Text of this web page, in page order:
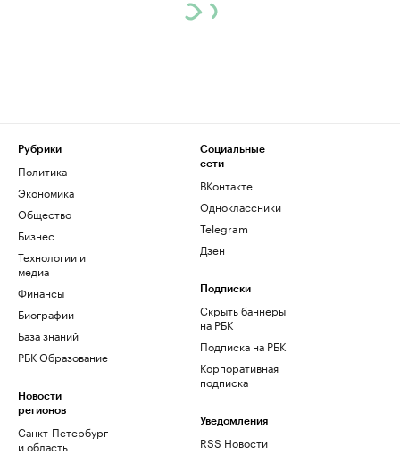
Рубрики
Политика
Экономика
Общество
Бизнес
Технологии и
медиа
Финансы
Биографии
База знаний
РБК Образование
Новости
регионов
Санкт-Петербург
и область
Социальные
сети
ВКонтакте
Одноклассники
Telegram
Дзен
Подписки
Скрыть баннеры
на РБК
Подписка на РБК
Корпоративная
подписка
Уведомления
RSS Новости